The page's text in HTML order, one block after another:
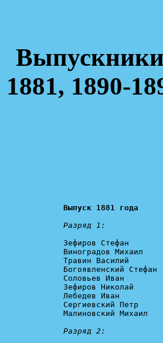
1881, 1890-
Выпуск 1881 года
Разряд 1:
Зефиров Стефан
Виноградов Михаил
Травин Василий
Богоявленский Стефан
Соловьев Иван
Зефиров Николай
Лебедев Иван
Сергиевский Петр
Малиновский Михаил
Разряд 2: